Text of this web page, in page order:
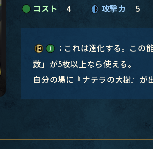
コスト 4 攻撃力 5
：これは進化する。この
数」が5枚以上なら使える。
自分の場に『ナテラの大樹』が